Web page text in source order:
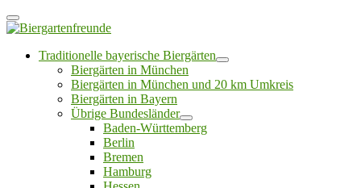
Traditionelle bayerische Biergärten
Biergärten in München
Biergärten in München und 20 km Umkreis
Biergärten in Bayern
Übrige Bundesländer
Baden-Württemberg
Berlin
Bremen
Hamburg